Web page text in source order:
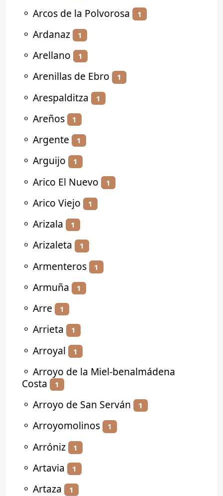
⚬ Arcos de la Polvorosa 1
⚬ Ardanaz 1
⚬ Arellano 1
⚬ Arenillas de Ebro 1
⚬ Arespalditza 1
⚬ Areños 1
⚬ Argente 1
⚬ Arguijo 1
⚬ Arico El Nuevo 1
⚬ Arico Viejo 1
⚬ Arizala 1
⚬ Arizaleta 1
⚬ Armenteros 1
⚬ Armuña 1
⚬ Arre 1
⚬ Arrieta 1
⚬ Arroyal 1
⚬ Arroyo de la Miel-benalmádena
Costa
1
⚬ Arroyo de San Serván 1
⚬ Arroyomolinos 1
⚬ Arróniz 1
⚬ Artavia 1
⚬ Artaza 1